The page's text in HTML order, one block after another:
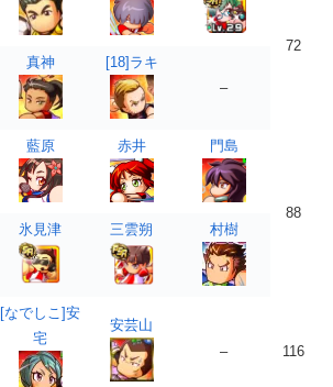
72
真神
[18]ラキ
–
藍原 赤井 門島
88
氷見津
三雲朔 村樹
[なでしこ]安
宅
安芸山
–
116